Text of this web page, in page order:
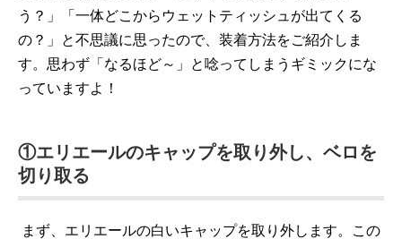
う？」「一体どこからウェットティッシュが出てくる
の？」と不思議に思ったので、装着方法をご紹介しま
す。思わず「なるほど～」と唸ってしまうギミックにな
っていますよ！
①エリエールのキャップを取り外し、ベロを
切り取る
まず、エリエールの白いキャップを取り外します。この